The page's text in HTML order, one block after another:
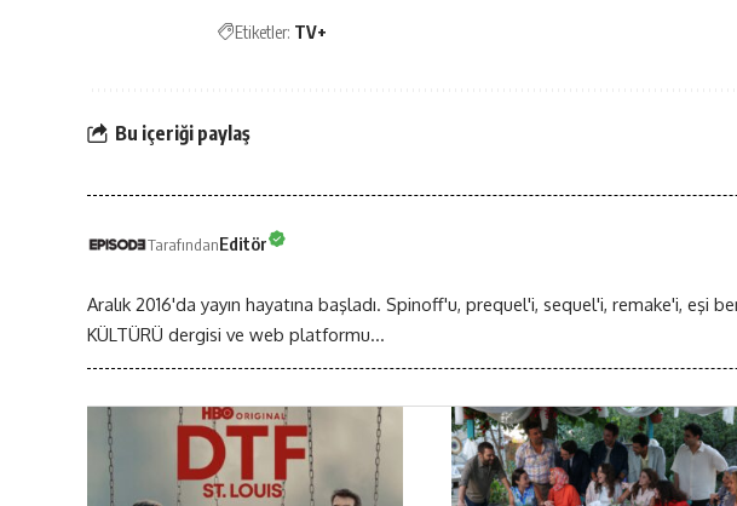
Etiketler: TV+
Bu içeriği paylaş
TarafındanEditör
Aralık 2016'da yayın hayatına başladı. Spinoff'u, prequel'i, sequel'i, remake'i, eşi
KÜLTÜRÜ dergisi ve web platformu...